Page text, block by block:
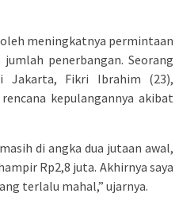
meningkatnya permintaan
penerbangan. Seorang
Jakarta, Fikri Ibrahim (23),
kepulangannya akibat
di angka dua jutaan awal,
Rp2,8 juta. Akhirnya saya
terlalu mahal,” ujarnya.